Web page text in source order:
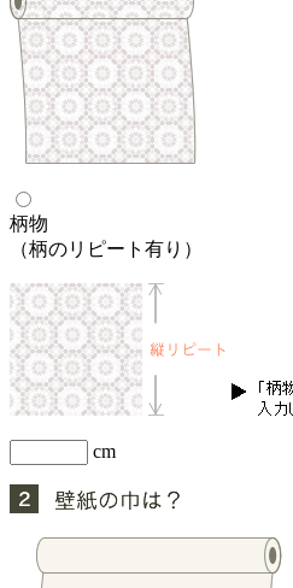
柄物
（柄のリピート有り）
cm